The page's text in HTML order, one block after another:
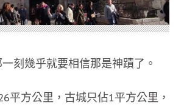
刻幾乎就要相信那是神蹟了。
平方公里，古城只佔1平方公里，